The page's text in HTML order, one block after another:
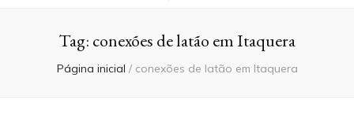
Tag: conexões de latão em Itaquera
Página inicial / conexões de latão em Itaquera